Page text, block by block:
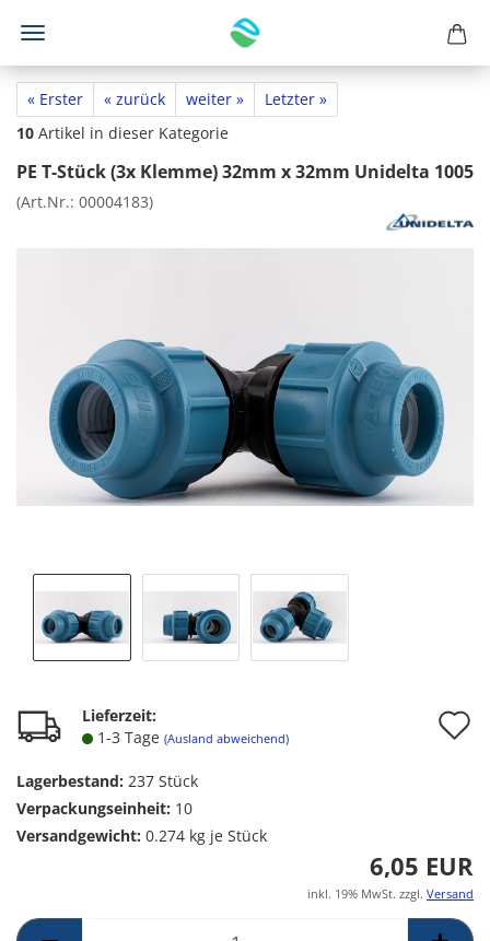
« Erster « zurück weiter »
Letzter »
10 Artikel in dieser Kategorie
PE T-Stück (3x Klemme) 32mm x 32mm Unidelta 1005
(Art.Nr.: 00004183)
Lieferzeit:
1-3 Tage (Ausland abweichend)
Lagerbestand: 237 Stück
Verpackungseinheit: 10
Versandgewicht: 0.274 kg je Stück
6,05 EUR
inkl. 19% MwSt. zzgl. Versand